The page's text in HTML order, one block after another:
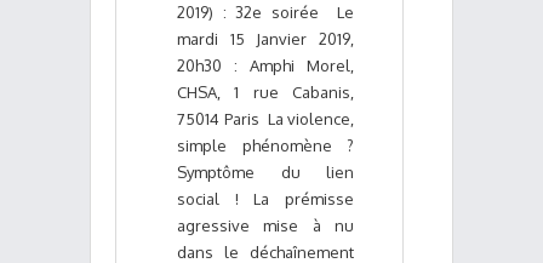
2019) : 32e soirée Le
mardi 15 Janvier 2019,
20h30 : Amphi Morel,
CHSA, 1 rue Cabanis,
75014 Paris La violence,
simple phénomène ?
Symptôme du lien
social ! La prémisse
agressive mise à nu
dans le déchaînement